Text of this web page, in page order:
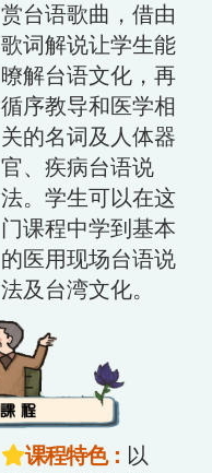
赏台语歌曲，借由
歌词解说让学生能
暸解台语文化，再
循序教导和医学相
关的名词及人体器
官、疾病台语说
法。学生可以在这
门课程中学到基本
的医用现场台语说
法及台湾文化。
课程特色： 以